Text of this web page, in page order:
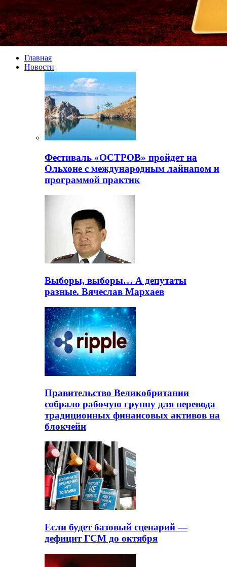
Главная
Новости
Фестиваль «ОСТРОВ» пройдет на
Ольхоне с международным лайнапом и
программой практик
Выборы, выборы… А депутаты
разные. Вячеслав Мархаев
Правительство Великобритании
собрало рабочую группу для перевода
традиционных финансовых активов на
блокчейн
Если будет базовый сценарий —
дефицит ГСМ до октября